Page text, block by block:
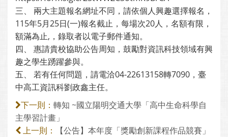
三、 兩大主題報名網址不同，請依個人興趣選擇報名，
115年5月25日(一)報名截止，每場次20人，名額有限，
額滿為止,，錄取者以電子郵件通知。
四、 惠請貴校協助公告周知，鼓勵對資訊科技領域有興
趣之學生踴躍參與。
五、 若有任何問題，請電洽04-22613158轉7090，臺
中高工資訊科劉政鑫主任。
下一則： 轉知 ~國立陽明交通大學「高中生命科學自
主學習計畫」
上一則：
【公告】本年度「獎勵創新課程作品競賽」